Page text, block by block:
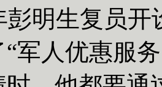
彭明生复员开
军人优惠服